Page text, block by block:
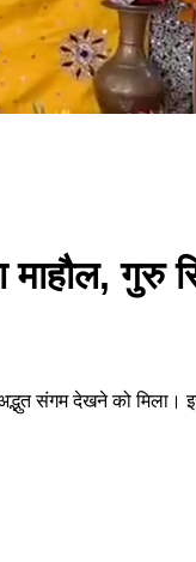
गुरु
संगम देखने को मिला।